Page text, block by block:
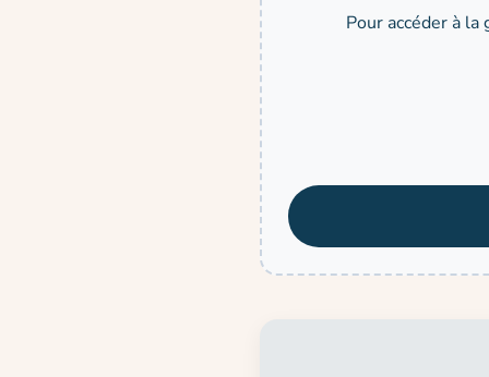
Pour accéder à